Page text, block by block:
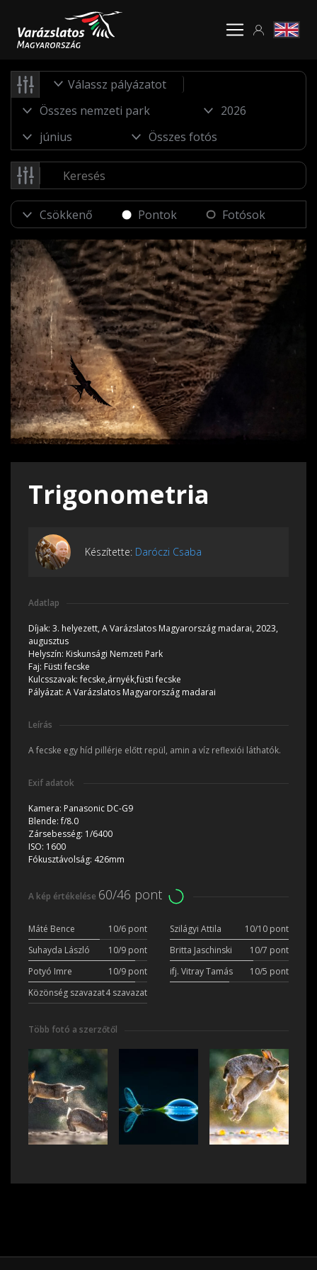
Válassz pályázatot
Pontok Fotósok
Trigonometria
Készítette: Daróczi Csaba
Adatlap
Díjak: 3. helyezett, A Varázslatos Magyarország madarai, 2023,
augusztus
Helyszín: Kiskunsági Nemzeti Park
Faj: Füsti fecske
Kulcsszavak:fecske,árnyék,füsti fecske
Pályázat: A Varázslatos Magyarország madarai
Leírás
A fecske egy híd pillérje előtt repül, amin a víz reflexiói láthatók.
Exif adatok
Kamera: Panasonic DC-G9
Blende:f/8.0
Zársebesség: 1/6400
ISO: 1600
Fókusztávolság: 426mm
A kép értékelése 60/46 pont
Máté Bence 10/6 pont Szilágyi Attila
10/10 pont
Suhayda László
10/9 pont Britta Jaschinski
10/7 pont
Potyó Imre
10/9 pont ifj. Vitray Tamás
10/5 pont
Közönség szavazat4 szavazat
Több fotó a szerzőtől